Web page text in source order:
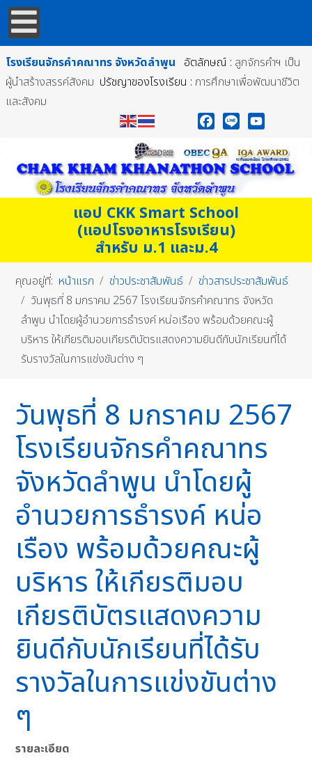
โรงเรียนจักรคำคณาทร จังหวัดลำพูน อัตลักษณ์ : ลูกจักรคำฯ เป็น
ผู้นำสร้างสรรค์สังคม ปรัชญาของโรงเรียน : การศึกษาเพื่อพัฒนาชีวิต
และสังคม
แอป CKK Smart School
(แอปโรงอาหารโรงเรียน)
สำหรับ ม.1 และม.4
คุณอยู่ที่: หน้าแรก ข่าวประชาสัมพันธ์
ข่าวสารประชาสัมพันธ์
วันพุธที่ 8 มกราคม 2567 โรงเรียนจักรคำคณาทร จังหวัด
ลำพูน นำโดยผู้อำนวยการธำรงค์ หน่อเรือง พร้อมด้วยคณะผู้
บริหาร ให้เกียรติมอบเกียรติบัตรแสดงความยินดีกับนักเรียนที่ได้
รับรางวัลในการแข่งขันต่าง ๆ
วันพุธที่ 8 มกราคม 2567
โรงเรียนจักรคำคณาทร
จังหวัดลำพูน นำโดยผู้
อำนวยการธำรงค์ หน่อ
เรือง พร้อมด้วยคณะผู้
บริหาร ให้เกียรติมอบ
เกียรติบัตรแสดงความ
ยินดีกับนักเรียนที่ได้รับ
รางวัลในการแข่งขันต่าง
ๆ
รายละเอียด